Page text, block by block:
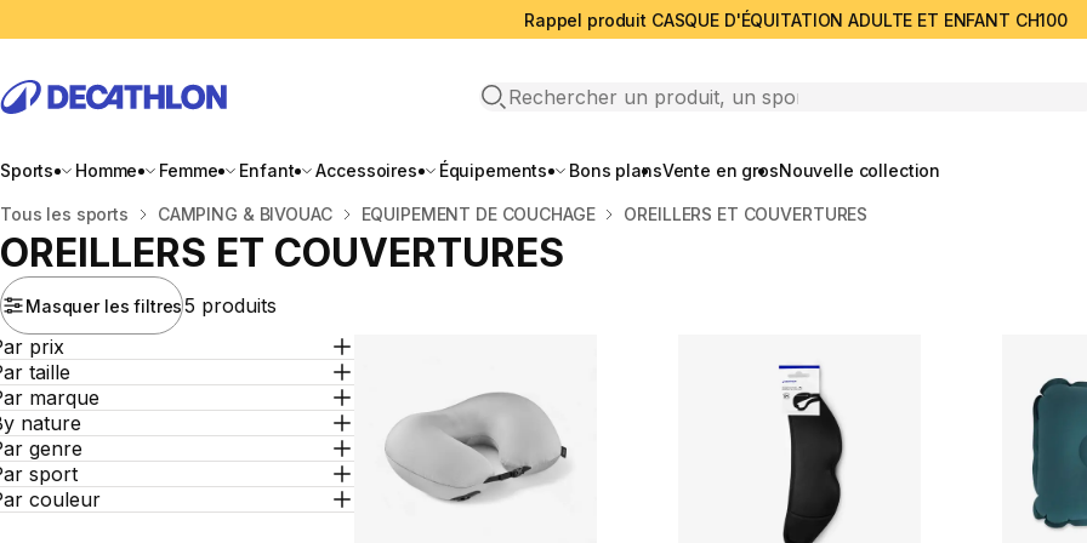
Rappel produit CASQUE D'ÉQUITATION ADULTE ET ENFANT CH100
Open search
Sports Homme Femme Enfant Accessoires Équipements Bons plansVente en grosNouvelle collection
Accueil
Tous les sports CAMPING & BIVOUAC EQUIPEMENT DE COUCHAGE OREILLERS ET COUVERTURES
OREILLERS ET COUVERTURES
Masquer les filtres5 produits
prix
taille
marque
nature
genre
sport
couleur